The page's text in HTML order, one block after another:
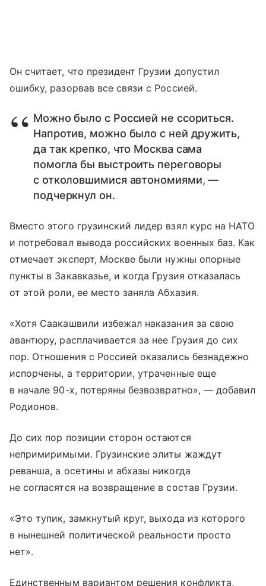
Он считает, что президент Грузии допустил
ошибку, разорвав все связи с Россией.
Можно было с Россией не ссориться.
Напротив, можно было с ней дружить,
да так крепко, что Москва сама
помогла бы выстроить переговоры
с отколовшимися автономиями, —
подчеркнул он.
Вместо этого грузинский лидер взял курс на НАТО
и потребовал вывода российских военных баз. Как
отмечает эксперт, Москве были нужны опорные
пункты в Закавказье, и когда Грузия отказалась
от этой роли, ее место заняла Абхазия.
«Хотя Саакашвили избежал наказания за свою
авантюру, расплачивается за нее Грузия до сих
пор. Отношения с Россией оказались безнадежно
испорчены, а территории, утраченные еще
в начале 90-х, потеряны безвозвратно», — добавил
Родионов.
До сих пор позиции сторон остаются
непримиримыми. Грузинские элиты жаждут
реванша, а осетины и абхазы никогда
не согласятся на возвращение в состав Грузии.
«Это тупик, замкнутый круг, выхода из которого
в нынешней политической реальности просто
нет».
Единственным вариантом решения конфликта,